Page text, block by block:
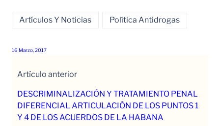
Artículos Y Noticias Política Antidrogas
16 Marzo, 2017
Artículo anterior
DESCRIMINALIZACIÓN Y TRATAMIENTO PENAL
DIFERENCIAL ARTICULACIÓN DE LOS PUNTOS 1
Y 4 DE LOS ACUERDOS DE LA HABANA